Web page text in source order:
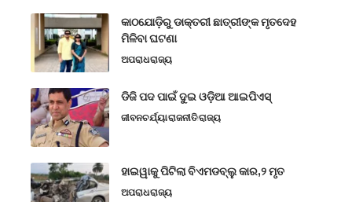
କାଠଯୋଡ଼ିରୁ ଡାକ୍ତରୀ ଛାତ୍ରୀଙ୍କ ମୃତଦେହ
ମିଳିବା ଘଟଣା
ଅପରାଧରାଜ୍ୟ
ଡିଜି ପଦ ପାଇଁ ଦୁଇ ଓଡ଼ିଆ ଆଇପିଏସ୍
ଜୀବନଚର୍ଯ୍ୟାରାଜନୀତିରାଜ୍ୟ
ହାଇୱାକୁ ପିଟିଲା ବିଏମଡବ୍ଲୁ କାର,୨ ମୃତ
ଅପରାଧରାଜ୍ୟ